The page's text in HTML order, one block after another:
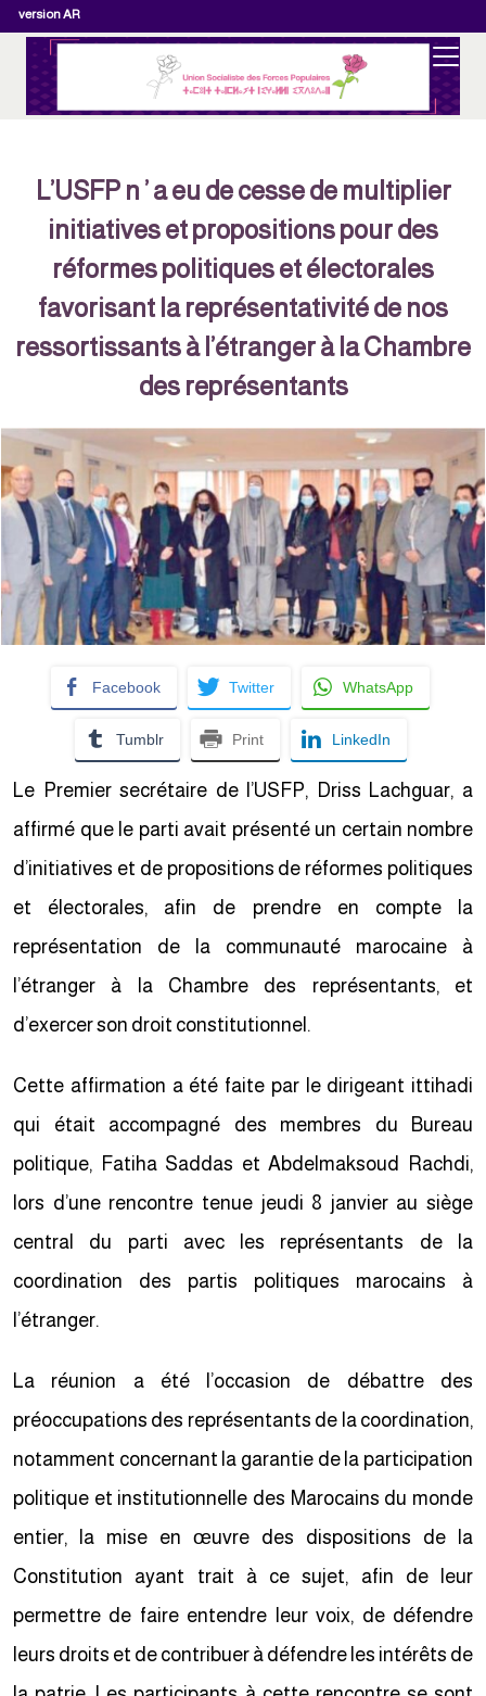
version AR
L’USFP n ’ a eu de cesse de multiplier
initiatives et propositions pour des
réformes politiques et électorales
favorisant la représentativité de nos
ressortissants à l’étranger à la Chambre
des représentants
Facebook Twitter WhatsApp
Tumblr Print LinkedIn
Le Premier secrétaire de l’USFP, Driss Lachguar, a
affirmé que le parti avait présenté un certain nombre
d’initiatives et de propositions de réformes politiques
et électorales, afin de prendre en compte la
représentation de la communauté marocaine à
l’étranger à la Chambre des représentants, et
d’exercer son droit constitutionnel.
Cette affirmation a été faite par le dirigeant ittihadi
qui était accompagné des membres du Bureau
politique, Fatiha Saddas et Abdelmaksoud Rachdi,
lors d’une rencontre tenue jeudi 8 janvier au siège
central du parti avec les représentants de la
coordination des partis politiques marocains à
l’étranger.
La réunion a été l’occasion de débattre des
préoccupations des représentants de la coordination,
notamment concernant la garantie de la participation
politique et institutionnelle des Marocains du monde
entier, la mise en œuvre des dispositions de la
Constitution ayant trait à ce sujet, afin de leur
permettre de faire entendre leur voix, de défendre
leurs droits et de contribuer à défendre les intérêts de